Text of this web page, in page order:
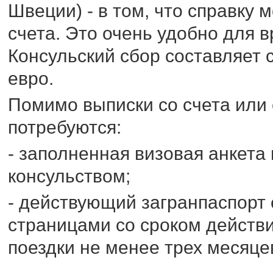
Швеции) - в том, что справку
счета. Это очень удобно для
Консульский сбор
евро.
Помимо выписки со счета или
потребуются:
- заполненная визовая
консульством;
- действующий
страницами со сроком
поездки не менее трех